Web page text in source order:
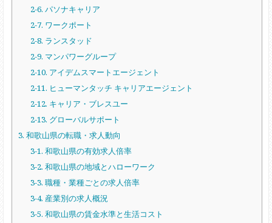
2-6. パソナキャリア
2-7. ワークポート
2-8. ランスタッド
2-9. マンパワーグループ
2-10. アイデムスマートエージェント
2-11. ヒューマンタッチ キャリアエージェント
2-12. キャリア・ブレスユー
2-13. グローバルサポート
3. 和歌山県の転職・求人動向
3-1. 和歌山県の有効求人倍率
3-2. 和歌山県の地域とハローワーク
3-3. 職種・業種ごとの求人倍率
3-4. 産業別の求人概況
3-5. 和歌山県の賃金水準と生活コスト